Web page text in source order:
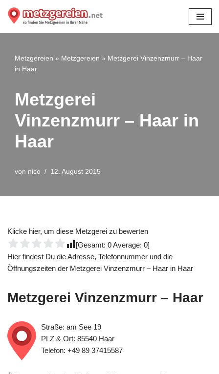
Zum
Metzgereien » Metzgereien » Metzgerei Vinzenzmurr – Haar
in Haar
Metzgerei
Vinzenzmurr – Haar in
Haar
von nico 12. August 2015
Klicke hier, um diese Metzgerei zu bewerten
[Gesamt: 0Average: 0]
Hier findest Du die Adresse, Telefonnummer und die
Öffnungszeiten der Metzgerei Vinzenzmurr – Haar in Haar
Metzgerei Vinzenzmurr – Haar
Straße: am See 19
PLZ & Ort: 85540 Haar
Telefon: +49 89 37415587